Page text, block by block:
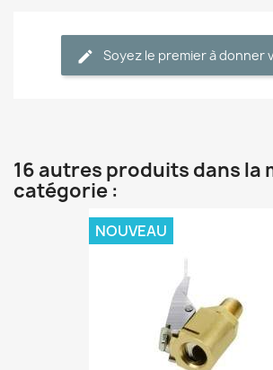
Soyez le premier à donner
16 autres produits dans la
catégorie :
NOUVEAU